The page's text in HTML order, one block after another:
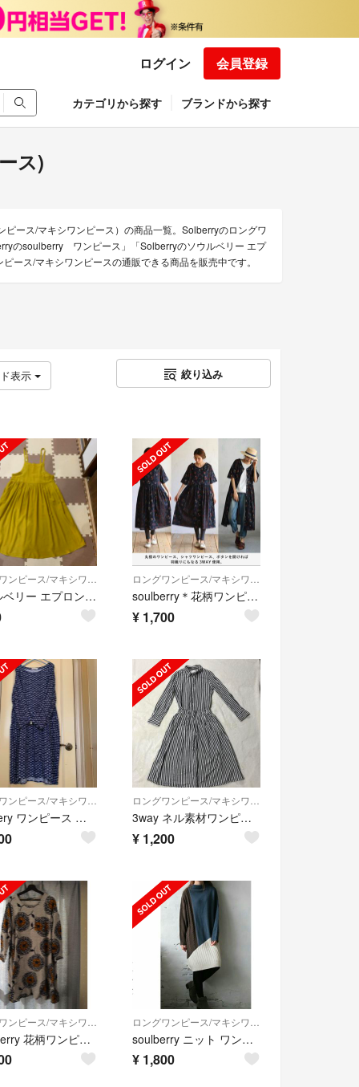
ログイン 会員登録
カテゴリから探す ブランドから探す
ス)
ース/マキシワンピース）の商品一覧。Solberryのロングワ
のsoulberry ワンピース」「Solberryのソウルベリー エプ
ース/マキシワンピースの通販できる商品を販売中です。
表示 絞り込み
ロングワンピース/マキシワンピース
ソウルベリー エプロンワンピース
ロングワンピース/マキシワンピース
soulberry＊花柄ワンピース
¥ 1,700
soulbery ワンピース お値下げしました 3way ネル素材ワンピース
¥ 1,200
soul berry 花柄ワンピース L soulberry ニット ワンピース サックス Mサイズ
¥ 1,800